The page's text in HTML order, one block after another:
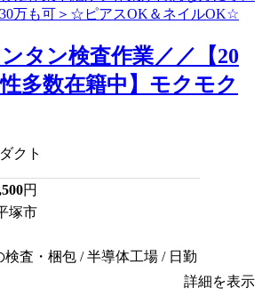
タン検査作業／／【20
多数在籍中】モクモク
クト
円
塚市
検査・梱包 / 半導体工場 / 日勤
詳細を表示